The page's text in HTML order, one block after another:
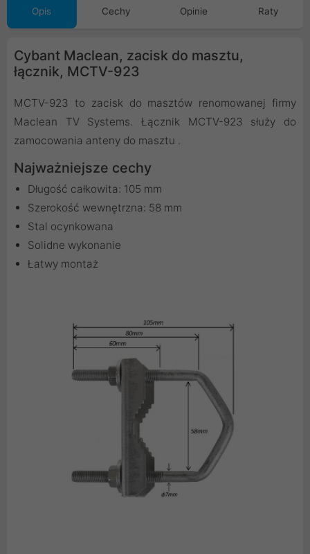
Opis Cechy Opinie Raty
Cybant Maclean, zacisk do masztu,
łącznik, MCTV-923
MCTV-923 to zacisk do masztów renomowanej firmy
Maclean TV Systems. Łącznik MCTV-923 służy do
zamocowania anteny do masztu .
Najważniejsze cechy
Długość całkowita: 105 mm
Szerokość wewnętrzna: 58 mm
Stal ocynkowana
Solidne wykonanie
Łatwy montaż